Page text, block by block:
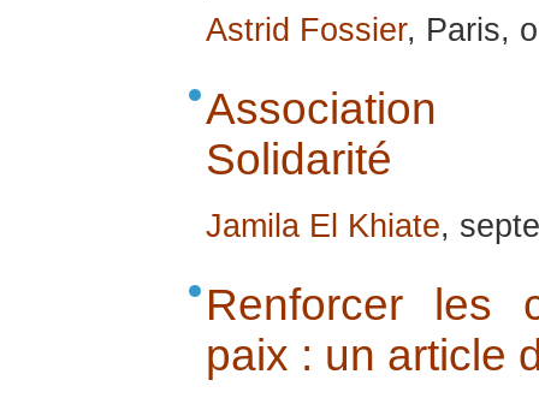
Astrid Fossier, Paris,
Association
Solidarité
Jamila El Khiate,
Renforcer les
paix : un article